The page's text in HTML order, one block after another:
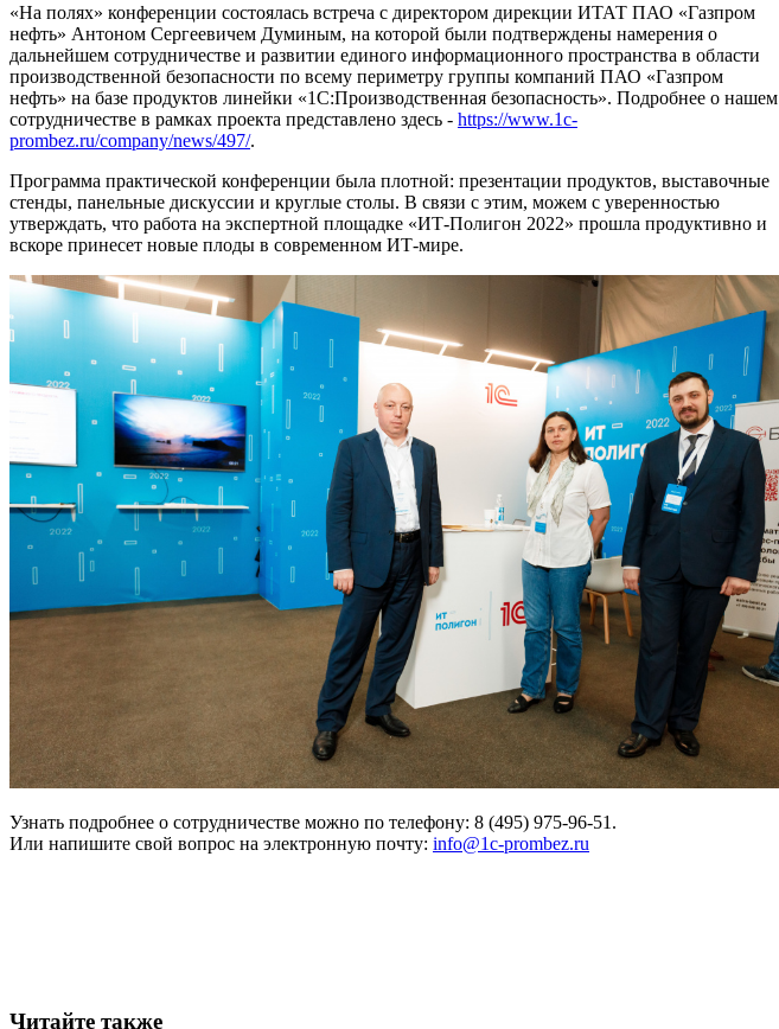
«На полях» конференции состоялась встреча с директором дирекции ИТАТ ПАО «Газпром
нефть» Антоном Сергеевичем Думиным, на которой были подтверждены намерения о
дальнейшем сотрудничестве и развитии единого информационного пространства в области
производственной безопасности по всему периметру группы компаний ПАО «Газпром
нефть» на базе продуктов линейки «1С:Производственная безопасность». Подробнее о нашем
сотрудничестве в рамках проекта представлено здесь - https://www.1c-
prombez.ru/company/news/497/.
Программа практической конференции была плотной: презентации продуктов, выставочные
стенды, панельные дискуссии и круглые столы. В связи с этим, можем с уверенностью
утверждать, что работа на экспертной площадке «ИТ-Полигон 2022» прошла продуктивно и
вскоре принесет новые плоды в современном ИТ-мире.
Узнать подробнее о сотрудничестве можно по телефону: 8 (495) 975-96-51.
Или напишите свой вопрос на электронную почту: info@1c-prombez.ru
Читайте также